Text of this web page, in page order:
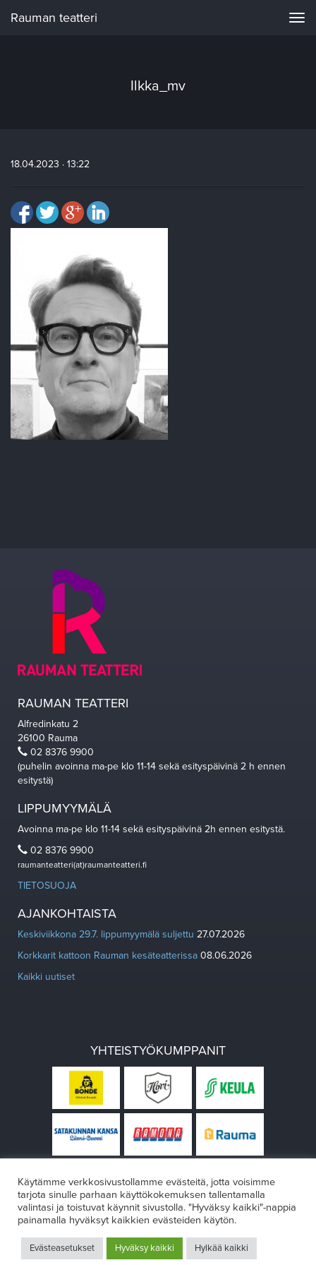
Rauman teatteri
Ilkka_mv
18.04.2023 · 13:22
RAUMAN TEATTERI
Alfredinkatu 2
26100 Rauma
02 8376 9900
(puhelin avoinna ma-pe klo 11-14 sekä esityspäivinä 2 h ennen
esitystä)
LIPPUMYYMÄLÄ
Avoinna ma-pe klo 11-14 sekä esityspäivinä 2h ennen esitystä.
02 8376 9900
raumanteatteri(at)raumanteatteri.fi
TIETOSUOJA
AJANKOHTAISTA
Keskiviikkona 29.7. lippumyymälä suljettu 27.07.2026
Korkkarit kattoon Rauman kesäteatterissa 08.06.2026
Kaikki uutiset
YHTEISTYÖKUMPPANIT
Design:VÄRIKÄS
Käytämme verkkosivustollamme evästeitä, jotta voisimme
tarjota sinulle parhaan käyttökokemuksen tallentamalla
valintasi ja toistuvat käynnit sivustolla. "Hyväksy kaikki"-nappia
painamalla hyväksyt kaikkien evästeiden käytön.
Evästeasetukset Hyväksy kaikki Hylkää kaikki